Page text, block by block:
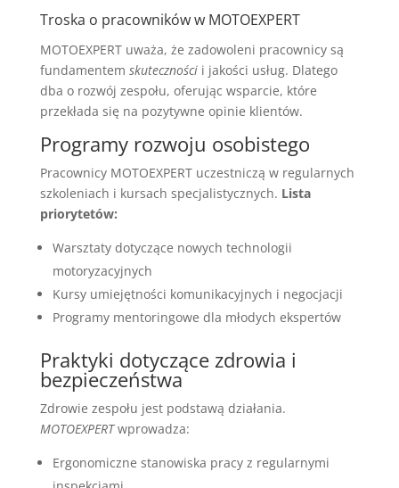
Troska o pracowników w MOTOEXPERT
MOTOEXPERT uważa, że zadowoleni pracownicy są
fundamentem skutecznościi jakości usług. Dlatego
dba o rozwój zespołu, oferując wsparcie, które
przekłada się na pozytywne opinie klientów.
Programy rozwoju osobistego
Pracownicy MOTOEXPERT uczestniczą w regularnych
szkoleniach i kursach specjalistycznych. Lista
priorytetów:
Warsztaty dotyczące nowych technologii
motoryzacyjnych
Kursy umiejętności komunikacyjnych i negocjacji
Programy mentoringowe dla młodych ekspertów
Praktyki dotyczące zdrowia i
bezpieczeństwa
Zdrowie zespołu jest podstawą działania.
MOTOEXPERTwprowadza:
Ergonomiczne stanowiska pracy z regularnymi